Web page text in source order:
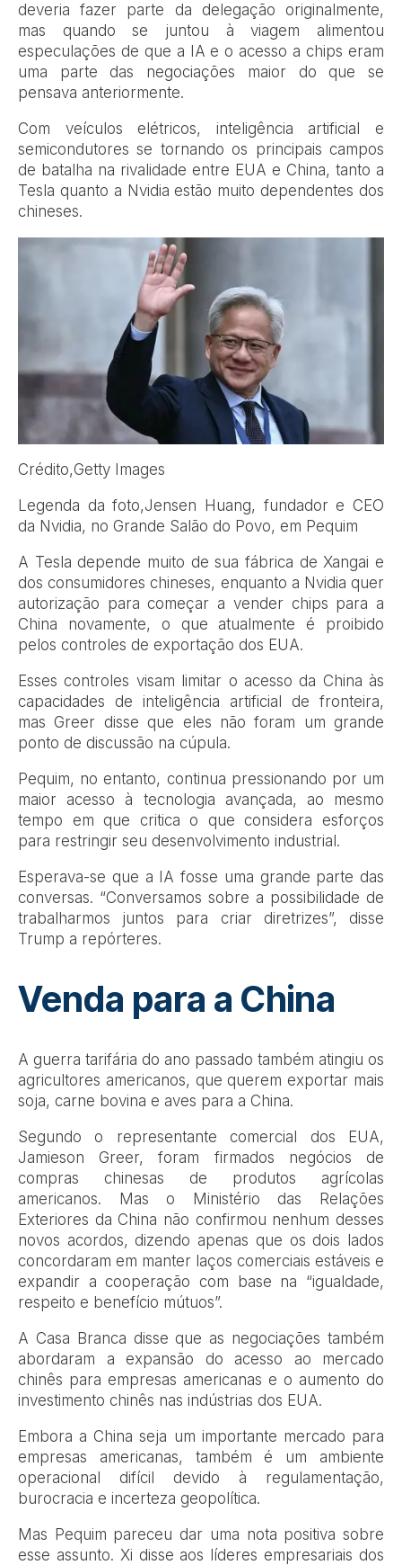
deveria fazer parte da delegação originalmente,
mas quando se juntou à viagem alimentou
especulações de que a IA e o acesso a chips eram
uma parte das negociações maior do que se
pensava anteriormente.
Com veículos elétricos, inteligência artificial e
semicondutores se tornando os principais campos
de batalha na rivalidade entre EUA e China, tanto a
Tesla quanto a Nvidia estão muito dependentes dos
chineses.
Crédito,Getty Images
Legenda da foto,Jensen Huang, fundador e CEO
da Nvidia, no Grande Salão do Povo, em Pequim
A Tesla depende muito de sua fábrica de Xangai e
dos consumidores chineses, enquanto a Nvidia quer
autorização para começar a vender chips para a
China novamente, o que atualmente é proibido
pelos controles de exportação dos EUA.
Esses controles visam limitar o acesso da China às
capacidades de inteligência artificial de fronteira,
mas Greer disse que eles não foram um grande
ponto de discussão na cúpula.
Pequim, no entanto, continua pressionando por um
maior acesso à tecnologia avançada, ao mesmo
tempo em que critica o que considera esforços
para restringir seu desenvolvimento industrial.
Esperava-se que a IA fosse uma grande parte das
conversas. “Conversamos sobre a possibilidade de
trabalharmos juntos para criar diretrizes”, disse
Trump a repórteres.
Venda para a China
A guerra tarifária do ano passado também atingiu os
agricultores americanos, que querem exportar mais
soja, carne bovina e aves para a China.
Segundo o representante comercial dos EUA,
Jamieson Greer, foram firmados negócios de
compras chinesas de produtos agrícolas
americanos. Mas o Ministério das Relações
Exteriores da China não confirmou nenhum desses
novos acordos, dizendo apenas que os dois lados
concordaram em manter laços comerciais estáveis e
expandir a cooperação com base na “igualdade,
respeito e benefício mútuos”.
A Casa Branca disse que as negociações também
abordaram a expansão do acesso ao mercado
chinês para empresas americanas e o aumento do
investimento chinês nas indústrias dos EUA.
Embora a China seja um importante mercado para
empresas americanas, também é um ambiente
operacional difícil devido à regulamentação,
burocracia e incerteza geopolítica.
Mas Pequim pareceu dar uma nota positiva sobre
esse assunto. Xi disse aos líderes empresariais dos